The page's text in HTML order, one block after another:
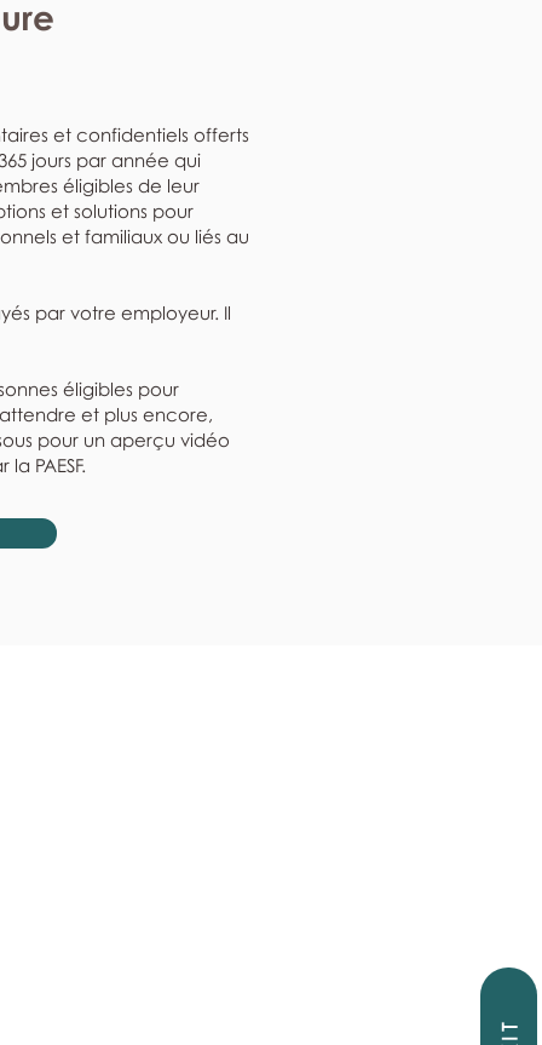
et confidentiels offerts
jours par année qui
éligibles de leur
et solutions pour
et familiaux ou liés au
par votre employeur. Il
éligibles pour
et plus encore,
pour un aperçu vidéo
PAESF.